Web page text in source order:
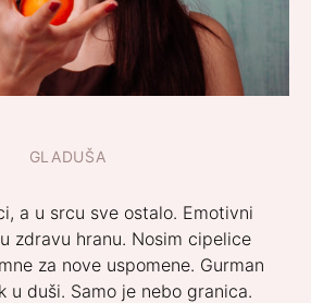
GLADUŠA
a u srcu sve ostalo. Emotivni
zdravu hranu. Nosim cipelice
za nove uspomene. Gurman
u duši. Samo je nebo granica.